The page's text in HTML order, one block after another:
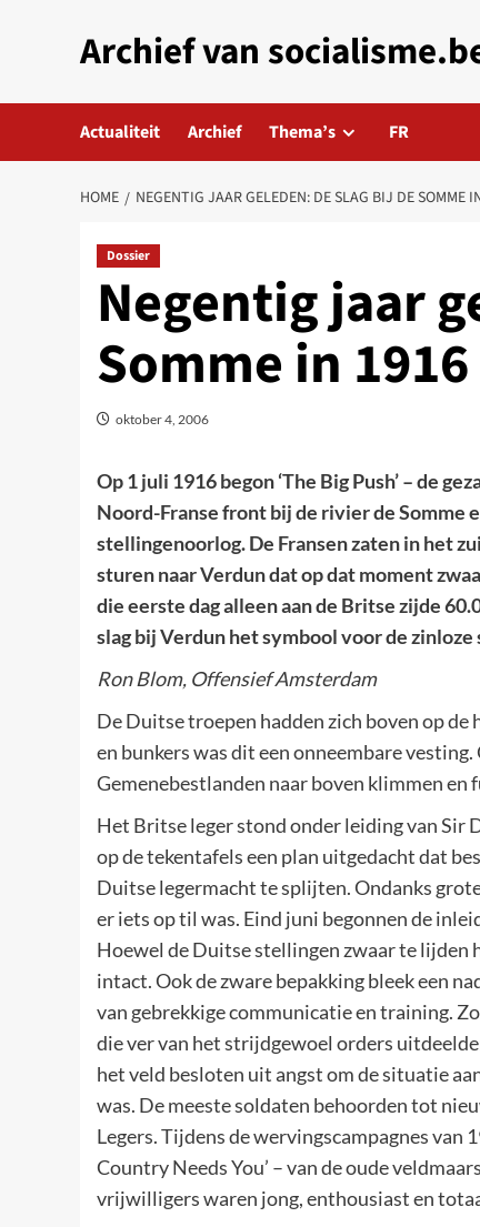
Archief van
Actualiteit Archief Thema’s FR
HOME NEGENTIG JAAR GELEDEN: DE SLAG BIJ DE SOMME
Dossier
Negentig jaar
Somme in 1916
oktober 4, 2006
Op 1 juli 1916 begon ‘The Big Push’ – de
Noord-Franse front bij de rivier de Somme
stellingenoorlog. De Fransen zaten in het
sturen naar Verdun dat op dat moment
die eerste dag alleen aan de Britse zijde
slag bij Verdun het symbool voor de
Ron Blom, Offensief Amsterdam
De Duitse troepen hadden zich boven op
en bunkers was dit een onneembare
Gemenebestlanden naar boven klimmen en
Het Britse leger stond onder leiding van Sir
op de tekentafels een plan uitgedacht dat
Duitse legermacht te splijten. Ondanks
er iets op til was. Eind juni begonnen de
Hoewel de Duitse stellingen zwaar te lijden
intact. Ook de zware bepakking bleek een
van gebrekkige communicatie en training.
die ver van het strijdgewoel orders
het veld besloten uit angst om de situatie
was. De meeste soldaten behoorden tot
Legers. Tijdens de wervingscampagnes van
Country Needs You’ – van de oude
vrijwilligers waren jong, enthousiast en